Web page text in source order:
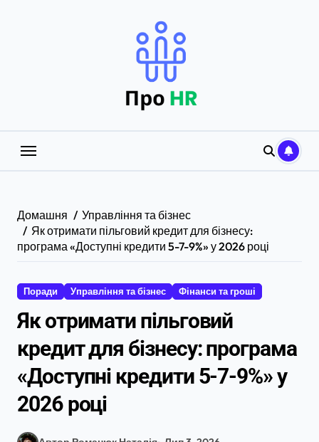
Домашня
Управління та бізнес
Як отримати пільговий кредит для бізнесу:
програма «Доступні кредити 5-7-9%» у 2026 році
Поради Управління та бізнес Фінанси та гроші
Як отримати пільговий
кредит для бізнесу: програма
«Доступні кредити 5-7-9%» у
2026 році